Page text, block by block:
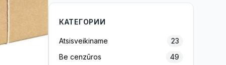
КАТЕГОРИИ
Atsisveikiname
23
Be cenzūros
49